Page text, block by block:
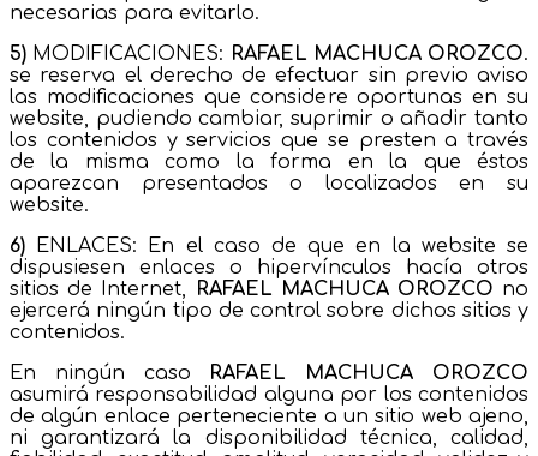
necesarias para evitarlo.
5) MODIFICACIONES: RAFAEL MACHUCA OROZCO.
se reserva el derecho de efectuar sin previo aviso
las modificaciones que considere oportunas en su
website, pudiendo cambiar, suprimir o añadir tanto
los contenidos y servicios que se presten a través
de la misma como la forma en la que éstos
aparezcan presentados o localizados en su
website.
6) ENLACES: En el caso de que en la website se
dispusiesen enlaces o hipervínculos hacía otros
sitios de Internet,
RAFAEL MACHUCA OROZCO no
ejercerá ningún tipo de control sobre dichos sitios y
contenidos.
En ningún caso RAFAEL MACHUCA OROZCO
asumirá responsabilidad alguna por los contenidos
de algún enlace perteneciente a un sitio web ajeno,
ni garantizará la disponibilidad técnica, calidad,